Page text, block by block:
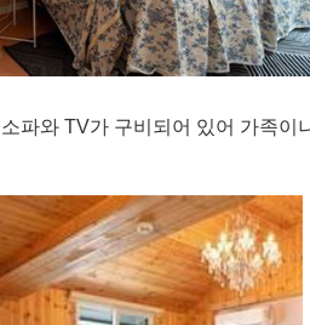
파와 TV가 구비되어 있어 가족이